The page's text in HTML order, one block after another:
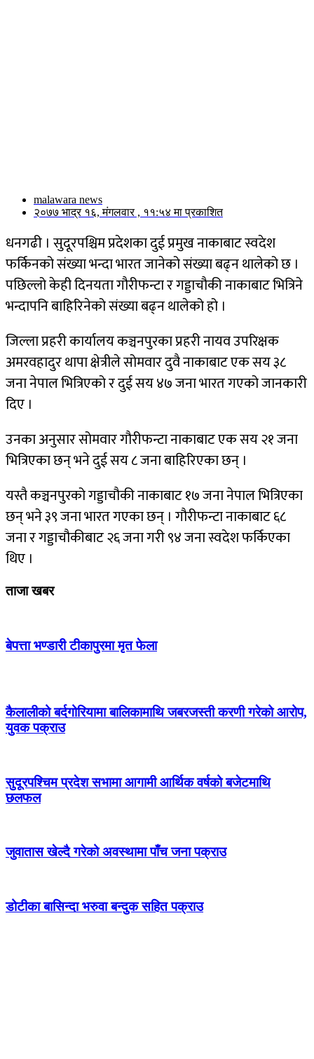
malawara news
२०७७ भाद्र १६, मंगलवार , ११:५४ मा प्रकाशित
धनगढी । सुदूरपश्चिम प्रदेशका दुई प्रमुख नाकाबाट स्वदेश
फर्किनको संख्या भन्दा भारत जानेको संख्या बढ्न थालेको छ ।
पछिल्लो केही दिनयता गौरीफन्टा र गड्डाचौकी नाकाबाट भित्रिने
भन्दापनि बाहिरिनेको संख्या बढ्न थालेको हो ।
जिल्ला प्रहरी कार्यालय कञ्चनपुरका प्रहरी नायव उपरिक्षक
अमरवहादुर थापा क्षेत्रीले सोमवार दुवै नाकाबाट एक सय ३८
जना नेपाल भित्रिएको र दुई सय ४७ जना भारत गएको जानकारी
दिए ।
उनका अनुसार सोमवार गौरीफन्टा नाकाबाट एक सय २१ जना
भित्रिएका छन् भने दुई सय ८ जना बाहिरिएका छन् ।
यस्तै कञ्चनपुरको गड्डाचौकी नाकाबाट १७ जना नेपाल भित्रिएका
छन् भने ३९ जना भारत गएका छन् । गौरीफन्टा नाकाबाट ६८
जना र गड्डाचौकीबाट २६ जना गरी ९४ जना स्वदेश फर्किएका
थिए ।
ताजा खबर
बेपत्ता भण्डारी टीकापुरमा मृत फेला
कैलालीको बर्दगोरियामा बालिकामाथि जबरजस्ती करणी गरेको आरोप,
युवक पक्राउ
सुदूरपश्चिम प्रदेश सभामा आगामी आर्थिक वर्षको बजेटमाथि
छलफल
जुवातास खेल्दै गरेको अवस्थामा पाँच जना पक्राउ
डोटीका बासिन्दा भरुवा बन्दुक सहित पक्राउ